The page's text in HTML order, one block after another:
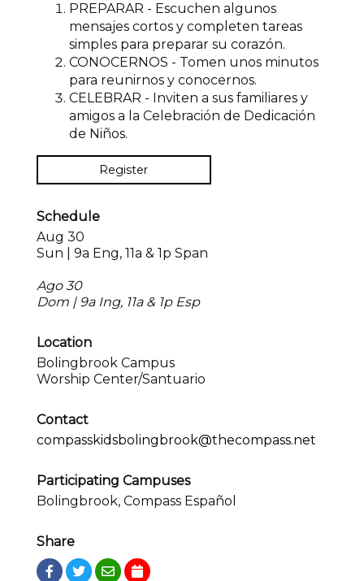
PREPARAR - Escuchen algunos
mensajes cortos y completen tareas
simples para preparar su corazón.
CONOCERNOS - Tomen unos minutos
para reunirnos y conocernos.
CELEBRAR - Inviten a sus familiares y
amigos a la Celebración de Dedicación
de Niños.
Register
Schedule
Aug 30
Sun | 9a Eng, 11a & 1p Span
Ago 30
Dom | 9a Ing, 11a & 1p Esp
Location
Bolingbrook Campus
Worship Center/Santuario
Contact
compasskidsbolingbrook@thecompass.net
Participating Campuses
Bolingbrook, Compass Español
Share